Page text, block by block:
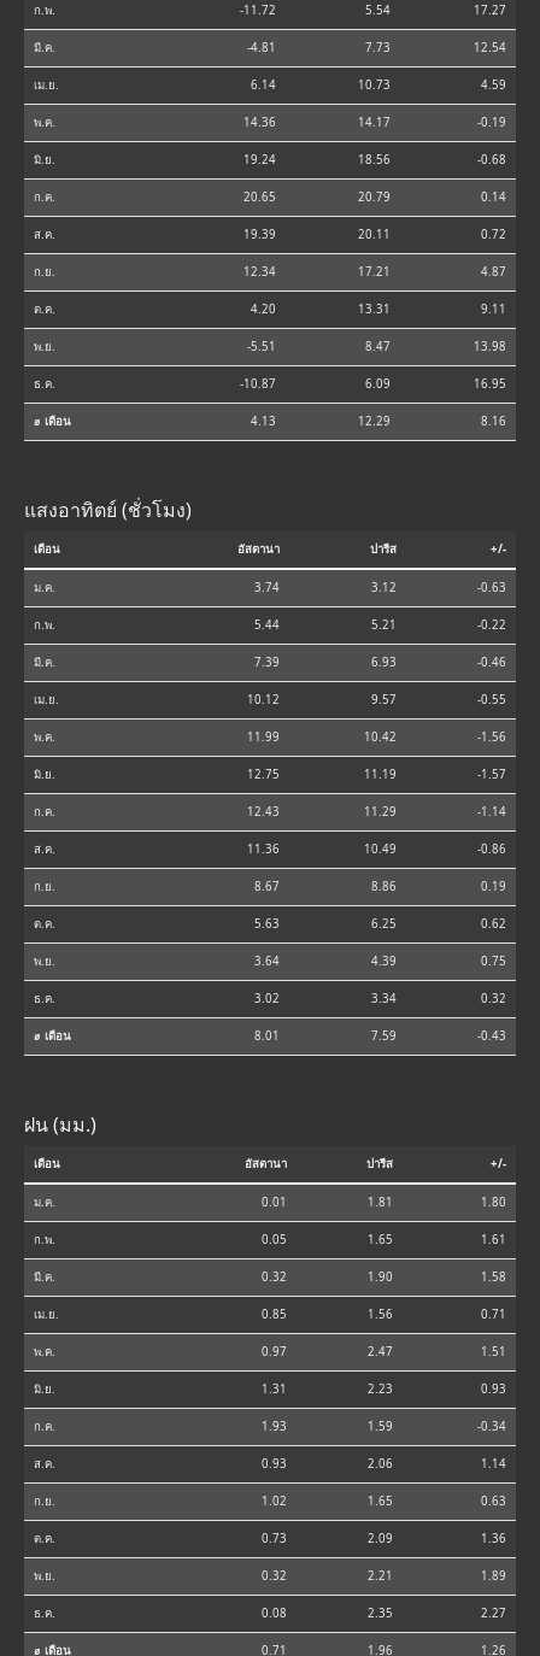
ก.พ. -11.72 5.54 17.27
มี.ค. -4.81 7.73 12.54
เม.ย. 6.14 10.73 4.59
พ.ค. 14.36 14.17 -0.19
มิ.ย. 19.24 18.56 -0.68
ก.ค. 20.65 20.79 0.14
ส.ค. 19.39 20.11 0.72
ก.ย. 12.34 17.21 4.87
ต.ค. 4.20 13.31 9.11
พ.ย. -5.51 8.47 13.98
ธ.ค. -10.87 6.09 16.95
⌀ เดือน 4.13 12.29 8.16
แสงอาทิตย์ (ชั่วโมง)
เดือน อัสตานา ปารีส +/-
ม.ค. 3.74 3.12 -0.63
ก.พ. 5.44 5.21 -0.22
มี.ค. 7.39 6.93 -0.46
เม.ย. 10.12 9.57 -0.55
พ.ค. 11.99 10.42 -1.56
มิ.ย. 12.75 11.19 -1.57
ก.ค. 12.43 11.29 -1.14
ส.ค. 11.36 10.49 -0.86
ก.ย. 8.67 8.86 0.19
ต.ค. 5.63 6.25 0.62
พ.ย. 3.64 4.39 0.75
ธ.ค. 3.02 3.34 0.32
⌀ เดือน 8.01 7.59 -0.43
ฝน (มม.)
เดือน อัสตานา ปารีส +/-
ม.ค. 0.01 1.81 1.80
ก.พ. 0.05 1.65 1.61
มี.ค. 0.32 1.90 1.58
เม.ย. 0.85 1.56 0.71
พ.ค. 0.97 2.47 1.51
มิ.ย. 1.31 2.23 0.93
ก.ค. 1.93 1.59 -0.34
ส.ค. 0.93 2.06 1.14
ก.ย. 1.02 1.65 0.63
ต.ค. 0.73 2.09 1.36
พ.ย. 0.32 2.21 1.89
ธ.ค. 0.08 2.35 2.27
⌀ เดือน 0.71 1.96 1.26